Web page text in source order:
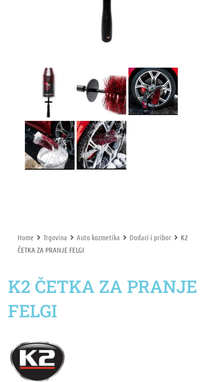
Home Trgovina Auto kozmetika Dodaci i pribor
K2
ČETKA ZA PRANJE FELGI
K2 ČETKA ZA PRANJE
FELGI